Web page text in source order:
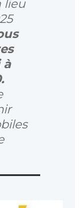
lieu
à